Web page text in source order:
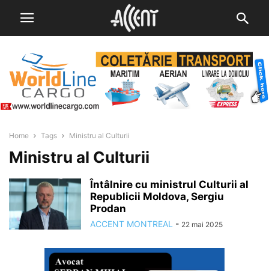
Home Tags Ministru al Culturii
Ministru al Culturii
Întâlnire cu ministrul Culturii al
Republicii Moldova, Sergiu
Prodan
ACCENT MONTREAL - 22 mai 2025